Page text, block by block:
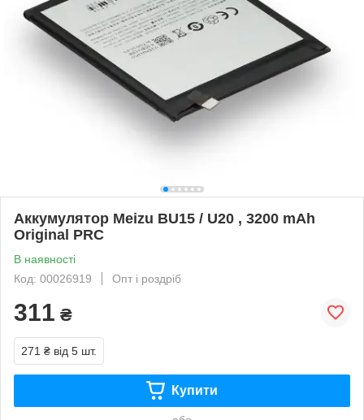
Аккумулятор Meizu BU15 / U20 , 3200 mAh
Original PRC
В наявності
Код: 00026919
Опт і роздріб
311 ₴
271 ₴ від 5 шт.
Купити